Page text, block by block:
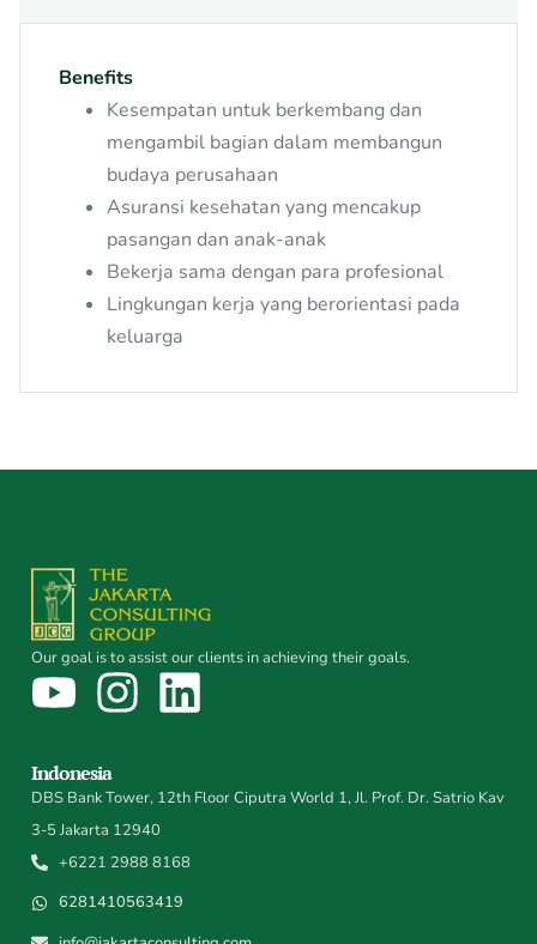
Benefits
Kesempatan untuk berkembang dan
mengambil bagian dalam membangun
budaya perusahaan
Asuransi kesehatan yang mencakup
pasangan dan anak-anak
Bekerja sama dengan para profesional
Lingkungan kerja yang berorientasi pada
keluarga
Our goal is to assist our clients in achieving their goals.
Indonesia
DBS Bank Tower, 12th Floor Ciputra World 1, Jl. Prof. Dr. Satrio Kav
3-5 Jakarta 12940
+6221 2988 8168
6281410563419